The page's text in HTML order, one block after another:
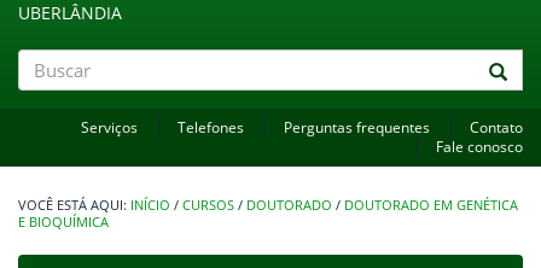
UBERLÂNDIA
Serviços Telefones Perguntas frequentes
Contato
Fale conosco
INÍCIO / CURSOS / DOUTORADO / DOUTORADO EM GENÉTICA
E BIOQUÍMICA